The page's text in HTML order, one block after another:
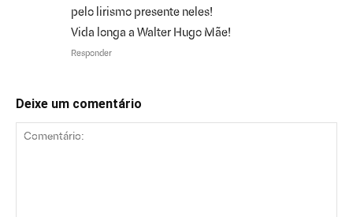
pelo lirismo presente neles!
Vida longa a Walter Hugo Mãe!
Responder
Deixe um comentário